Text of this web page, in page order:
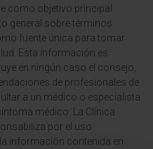
como objetivo principal
general sobre términos
fuente única para tomar
Esta información es
en ningún caso el consejo,
de profesionales de
a un médico o especialista
médico. La Clínica
por el uso
información contenida en